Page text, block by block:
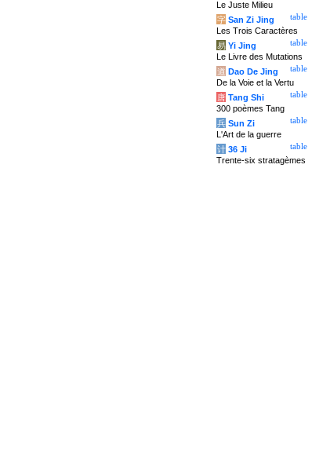
Le Juste Milieu
table
字 San Zi Jing
Les Trois Caractères
table
易 Yi Jing
Le Livre des Mutations
table
道 Dao De Jing
De la Voie et la Vertu
table
唐 Tang Shi
300 poèmes Tang
table
兵 Sun Zi
L'Art de la guerre
table
计 36 Ji
Trente-six stratagèmes